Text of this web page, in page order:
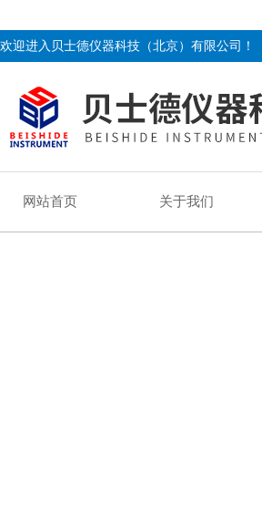
欢迎进入贝士德仪器科技（北京）有限公司！
网站首页 关于我们